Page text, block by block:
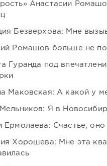
Анастасии
Безверхова: Мне
Ромашов больше не
Гуранда под
Маковская: А какой у
Я в
Ермолаева: Счастье, оно
Хорошева: Мне эта